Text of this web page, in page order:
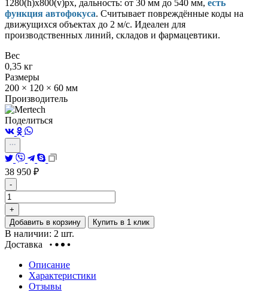
1280(h)х800(v)px, дальность: от 30 мм до 540 мм, есть
функция автофокуса. Считывает повреждённые коды на
движущихся объектах до 2 м/с. Идеален для
производственных линий, складов и фармацевтики.
Вес
0,35 кг
Размеры
200 × 120 × 60 мм
Производитель
Поделиться
38 950 ₽
-
+
Добавить в корзину
Купить в 1 клик
В наличии: 2 шт.
Доставка
Описание
Характеристики
Отзывы